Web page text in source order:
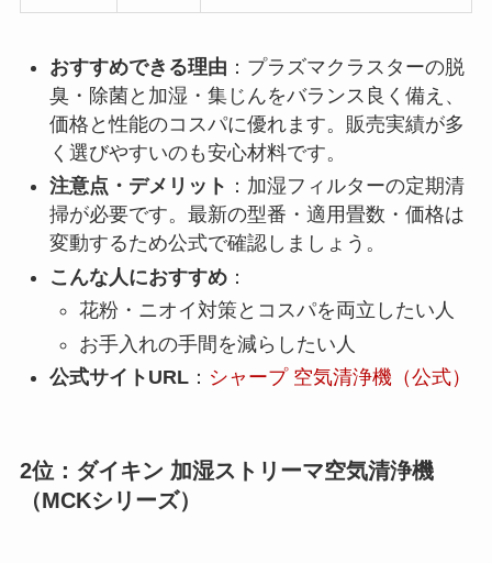
おすすめできる理由 ：プラズマクラスターの脱
臭・除菌と加湿・集じんをバランス良く備え、
価格と性能のコスパに優れます。販売実績が多
く選びやすいのも安心材料です。
注意点・デメリット ：加湿フィルターの定期清
掃が必要です。最新の型番・適用畳数・価格は
変動するため公式で確認しましょう。
こんな人におすすめ：
花粉・ニオイ対策とコスパを両立したい人
お手入れの手間を減らしたい人
公式サイトURL： シャープ 空気清浄機（公式）
2位：ダイキン 加湿ストリーマ空気清浄機
（MCKシリーズ）